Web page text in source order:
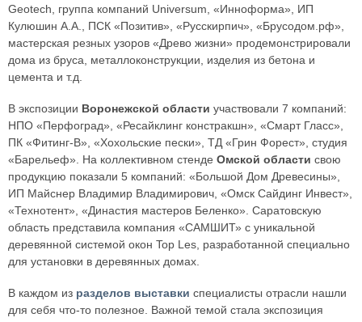
Geotech, группа компаний Universum, «Инноформа», ИП
Кулюшин А.А., ПСК «Позитив», «Русскирпич», «Брусодом.рф»,
мастерская резных узоров «Древо жизни» продемонстрировали
дома из бруса, металлоконструкции, изделия из бетона и
цемента и т.д.
В экспозиции Воронежской области участвовали 7 компаний:
НПО «Перфоград», «Ресайклинг констракшн», «Смарт Гласс»,
ПК «Фитинг-В», «Хохольские пески», ТД «Грин Форест», студия
«Барельеф». На коллективном стенде Омской области свою
продукцию показали 5 компаний: «Большой Дом Древесины»,
ИП Майснер Владимир Владимирович, «Омск Сайдинг Инвест»,
«Технотент», «Династия мастеров Беленко». Саратовскую
область представила компания «САМШИТ» с уникальной
деревянной системой окон Top Les, разработанной специально
для установки в деревянных домах.
В каждом из разделов выставки специалисты отрасли нашли
для себя что-то полезное. Важной темой стала экспозиция